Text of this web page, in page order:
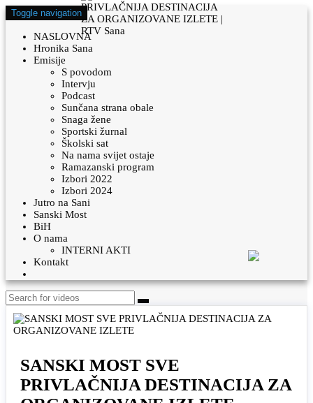
Toggle navigation
NASLOVNA
Hronika Sana
Emisije
S povodom
Intervju
Podcast
Sunčana strana obale
Snaga žene
Sportski žurnal
Školski sat
Na nama svijet ostaje
Ramazanski program
Izbori 2022
Izbori 2024
Jutro na Sani
Sanski Most
BiH
O nama
INTERNI AKTI
Kontakt
SANSKI MOST SVE
PRIVLAČNIJA DESTINACIJA ZA